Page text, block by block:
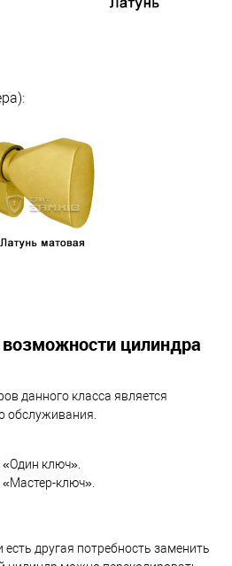
цилиндра
данного класса является
обслуживания.
ключ».
ключ».
другая потребность заменить